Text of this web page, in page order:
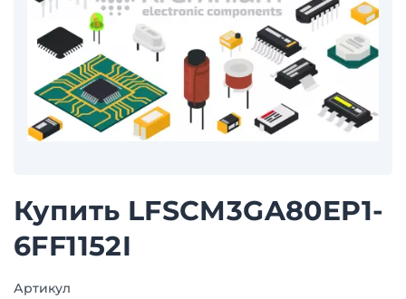
Купить LFSCM3GA80EP1-
6FF1152I
Артикул